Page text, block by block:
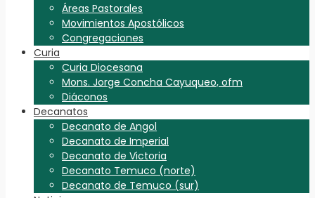
Áreas Pastorales
Movimientos Apostólicos
Congregaciones
Curia
Curia Diocesana
Mons. Jorge Concha Cayuqueo, ofm
Diáconos
Decanatos
Decanato de Angol
Decanato de Imperial
Decanato de Victoria
Decanato Temuco (norte)
Decanato de Temuco (sur)